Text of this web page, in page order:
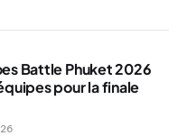
Battle Phuket 2026
pour la finale